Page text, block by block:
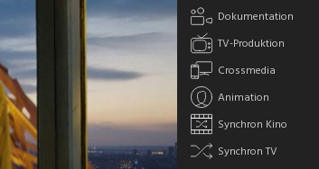
Dokumentation
TV-Produktion
Crossmedia
Animation
Synchron Kino
Synchron TV